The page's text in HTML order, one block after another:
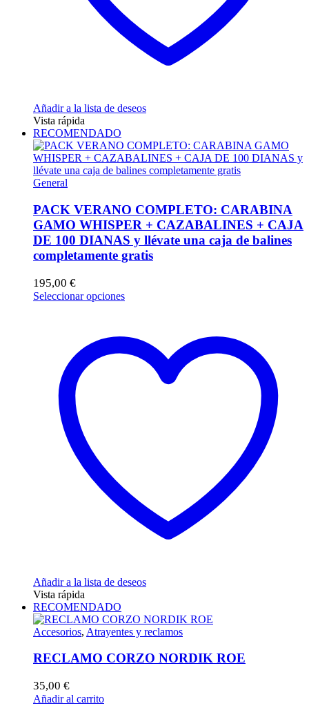
Añadir a la lista de deseos
Vista rápida
RECOMENDADO
General
PACK VERANO COMPLETO: CARABINA
GAMO WHISPER + CAZABALINES + CAJA
DE 100 DIANAS y llévate una caja de balines
completamente gratis
195,00 €
Seleccionar opcionesEste
variantes.
Las
opciones
Añadir a la lista de deseos
Vista rápida
RECOMENDADO
Accesorios, Atrayentes y reclamos
RECLAMO CORZO NORDIK ROE
35,00 €
Añadir al carrito